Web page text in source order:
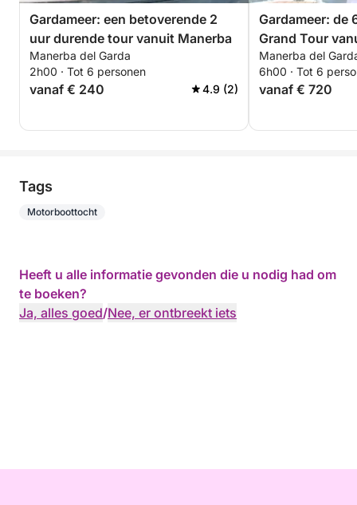
Gardameer: een betoverende 2
uur durende tour vanuit Manerba
Manerba del Garda
2h00 · Tot 6 personen
vanaf € 240 4.9 (2)
Gardameer: de
Grand Tour
onvergetelijke
Manerba del
6h00 · Tot 6
vanaf € 720
Tags
Motorboottocht
Heeft u alle informatie gevonden die u nodig had om
te boeken?
Ja, alles goed/Nee, er ontbreekt iets